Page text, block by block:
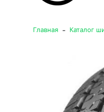
Главная - Каталог